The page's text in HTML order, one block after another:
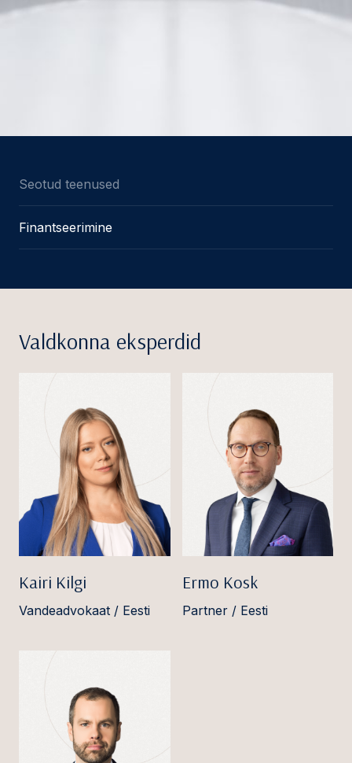
Seotud teenused
Finantseerimine
Valdkonna eksperdid
Kairi Kilgi
Vandeadvokaat / Eesti
Ermo Kosk
Partner / Eesti